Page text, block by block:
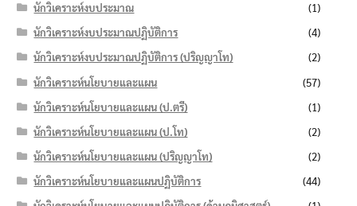
นักวิเคราะห์งบประมาณ
(1)
นักวิเคราะห์งบประมาณปฏิบัติการ
(4)
นักวิเคราะห์งบประมาณปฏิบัติการ (ปริญญาโท)
(2)
นักวิเคราะห์นโยบายและแผน
(57)
นักวิเคราะห์นโยบายและแผน (ป.ตรี)
(1)
นักวิเคราะห์นโยบายและแผน (ป.โท)
(2)
นักวิเคราะห์นโยบายและแผน (ปริญญาโท)
(2)
นักวิเคราะห์นโยบายและแผนปฏิบัติการ
(44)